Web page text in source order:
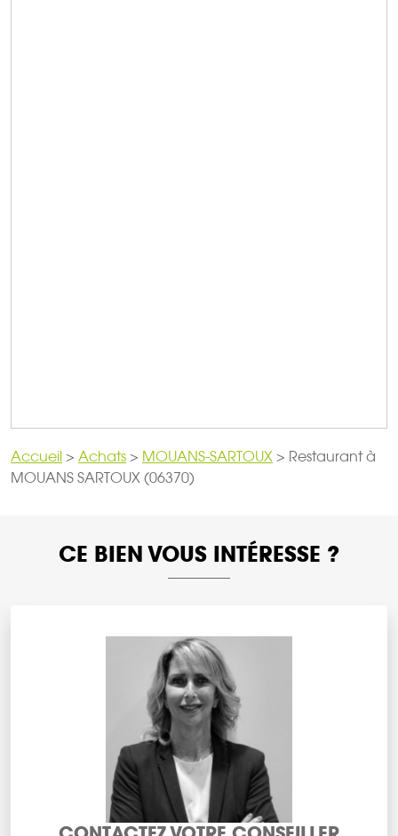
Accueil > Achats > MOUANS-SARTOUX > Restaurant à
MOUANS SARTOUX (06370)
CE BIEN VOUS INTÉRESSE ?